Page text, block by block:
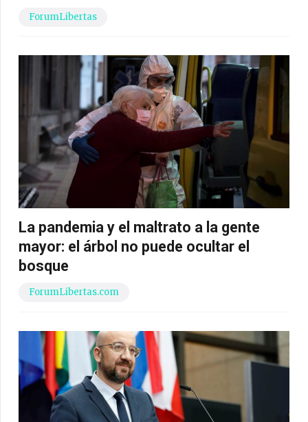
ForumLibertas
La pandemia y el maltrato a la gente
mayor: el árbol no puede ocultar el
bosque
ForumLibertas.com